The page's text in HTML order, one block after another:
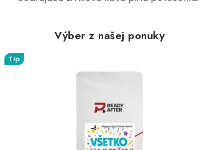
Výber z našej ponuky
Tip
Tip